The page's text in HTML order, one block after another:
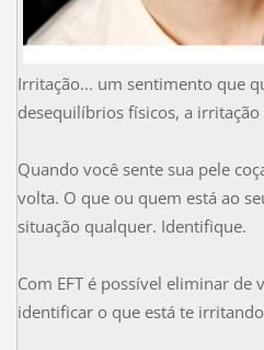
Irritação... um sentimento que
desequilíbrios físicos, a irritação
Quando você sente sua pele
volta. O que ou quem está ao
situação qualquer. Identifique.
Com EFT é possível eliminar
identificar o que está te